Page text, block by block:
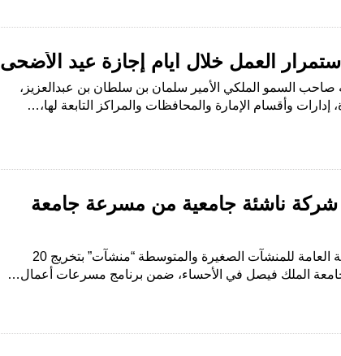
العمل خلال أيام إجازة عيد الأضحى
صاحب السمو الملكي الأمير سلمان بن سلطان بن عبدالعزيز،
إدارات وأقسام الإمارة والمحافظات والمراكز التابعة لها،…
“منشآت” تخرّج 20 شركة ناشئة جامعية من مسرعة جامعة
الرياض : البلاد احتفت الهيئة العامة للمنشآت الصغيرة والمتوسطة “منشآت” بتخريج 20
الملك فيصل في الأحساء، ضمن برنامج مسرعات أعمال…